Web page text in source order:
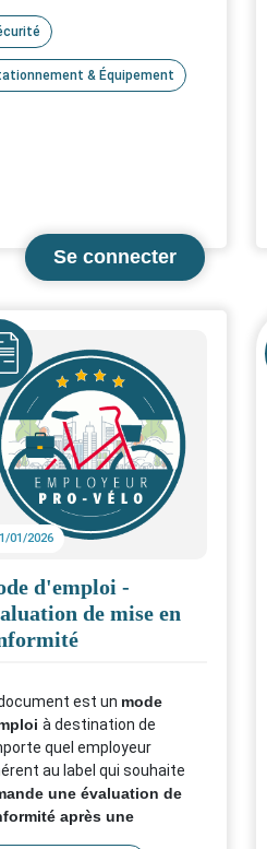
& Équipement
01/2026
d'emploi -
de mise en
est un mode
à destination de
quel employeur
au label qui souhaite
une évaluation de
après une